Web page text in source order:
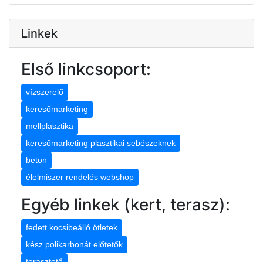
Linkek
Első linkcsoport:
vízszerelő
keresőmarketing
mellplasztika
keresőmarketing plasztikai sebészeknek
beton
élelmiszer rendelés webshop
Egyéb linkek (kert, terasz):
fedett kocsibeálló ötletek
kész polikarbonát előtetők